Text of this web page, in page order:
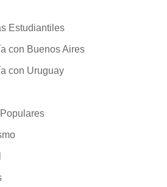
Estudiantiles
con Buenos Aires
con Uruguay